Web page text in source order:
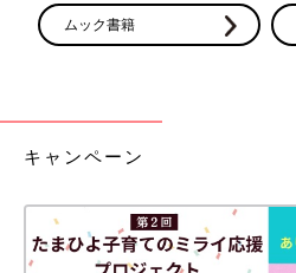
ムック書籍
キャンペーン